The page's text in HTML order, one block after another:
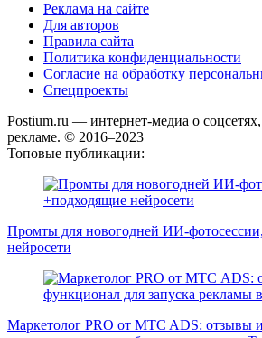
Реклама на сайте
Для авторов
Правила сайта
Политика конфиденциальности
Согласие на обработку
Спецпроекты
Postium.ru — интернет-медиа о
рекламе. © 2016–2023
Топовые публикации:
Промты для новогодней ИИ-
нейросети
Маркетолог PRO от MTC ADS: отзывы